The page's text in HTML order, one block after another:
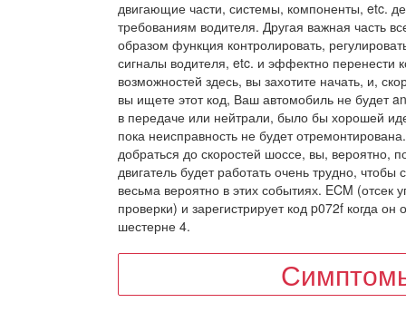
двигающие части, системы, компоненты, etc.
требованиям водителя. Другая важная часть
образом функция контролировать,
сигналы водителя, etc. и эффектно перенести
возможностей здесь, вы захотите начать, и,
вы ищете этот код, Ваш автомобиль не будет
в передаче или нейтрали, было бы хорошей
пока неисправность не будет
добраться до скоростей шоссе, вы, вероятно,
двигатель будет работать очень трудно,
весьма вероятно в этих событиях. ECM (отсек
проверки) и зарегистрирует код p072f когда
шестерне 4.